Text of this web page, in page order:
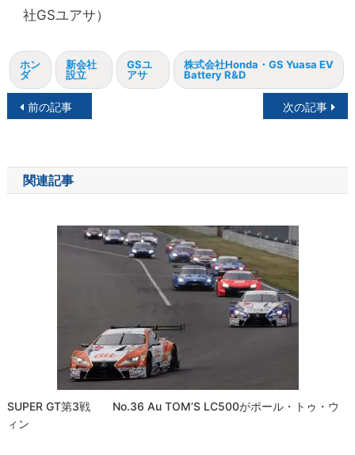
社GSユアサ）
ホン
ダ
新会社
設立
GSユ
アサ
株式会社Honda・GS Yuasa EV
Battery R&D
投
ナ
ビ
前の記事 次の記事
関連記事
SUPER GT第3戦 No.36 Au TOM’S LC500がポール・トゥ・ウ
ィン